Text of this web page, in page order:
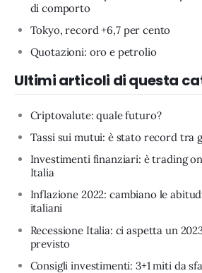
di comporto
Tokyo, record +6,7 per cento
Quotazioni: oro e petrolio
Ultimi articoli di questa
Criptovalute: quale futuro?
Tassi sui mutui: è stato record tra
Investimenti finanziari: è trading
Italia
Inflazione 2022: cambiano le
italiani
Recessione Italia: ci aspetta un
previsto
Consigli investimenti: 3+1 miti da